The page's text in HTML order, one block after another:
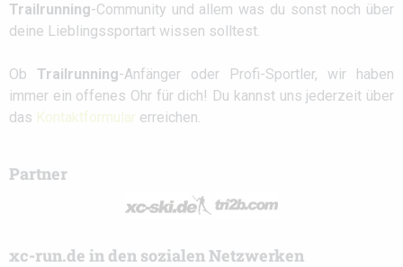
Trailrunning-Community und allem was du sonst noch über
deine Lieblingssportart wissen solltest.
Ob Trailrunning-Anfänger oder Profi-Sportler, wir haben
immer ein offenes Ohr für dich! Du kannst uns jederzeit über
das Kontaktformular erreichen.
Partner
xc-run.de in den sozialen Netzwerken